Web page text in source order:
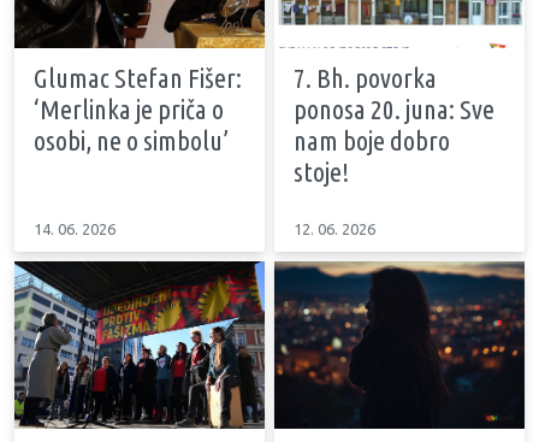
Glumac Stefan Fišer:
‘Merlinka je priča o
osobi, ne o simbolu’
14. 06. 2026
7. Bh. povorka
ponosa 20. juna: Sve
nam boje dobro
stoje!
12. 06. 2026